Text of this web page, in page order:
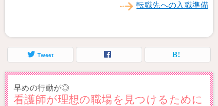
転職先への入職準備
Tweet
早めの行動が◎
看護師が理想の職場を見つけるために